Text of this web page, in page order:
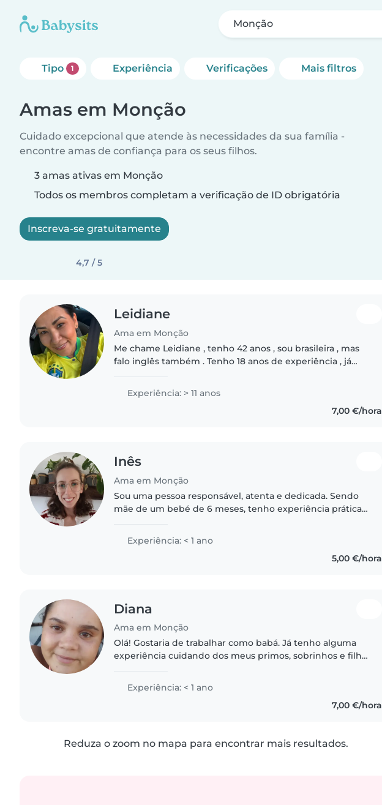
Monção
Tipo 1 Experiência Verificações Mais filtros
Amas em Monção
Cuidado excepcional que atende às necessidades da sua família -
encontre amas de confiança para os seus filhos.
3 amas ativas em Monção
Todos os membros completam a verificação de ID obrigatória
Inscreva-se gratuitamente
4,7 / 5
Leidiane
Ama em Monção
Me chame Leidiane , tenho 42 anos , sou brasileira , mas
falo inglês também . Tenho 18 anos de experiência , já
Portugal..
Experiência: > 11 anos
7,00 €/hora
Inês
Ama em Monção
Sou uma pessoa responsável, atenta e dedicada. Sendo
mãe de um bebé de 6 meses, tenho experiência prática
Experiência: < 1 ano
5,00 €/hora
Diana
Ama em Monção
Olá! Gostaria de trabalhar como babá. Já tenho alguma
experiência cuidando dos meus primos, sobrinhos e filhos
cuidar de crianças,..
Experiência: < 1 ano
7,00 €/hora
Reduza o zoom no mapa para encontrar mais resultados.